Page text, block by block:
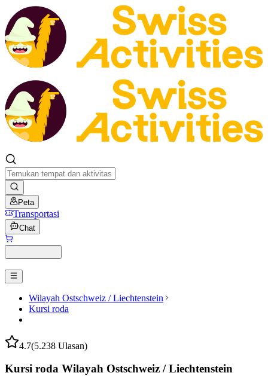
Peta
Transportasi
Chat
Wilayah Ostschweiz / Liechtenstein
Kursi roda
4.7(5.238 Ulasan)
Kursi roda Wilayah Ostschweiz / Liechtenstein